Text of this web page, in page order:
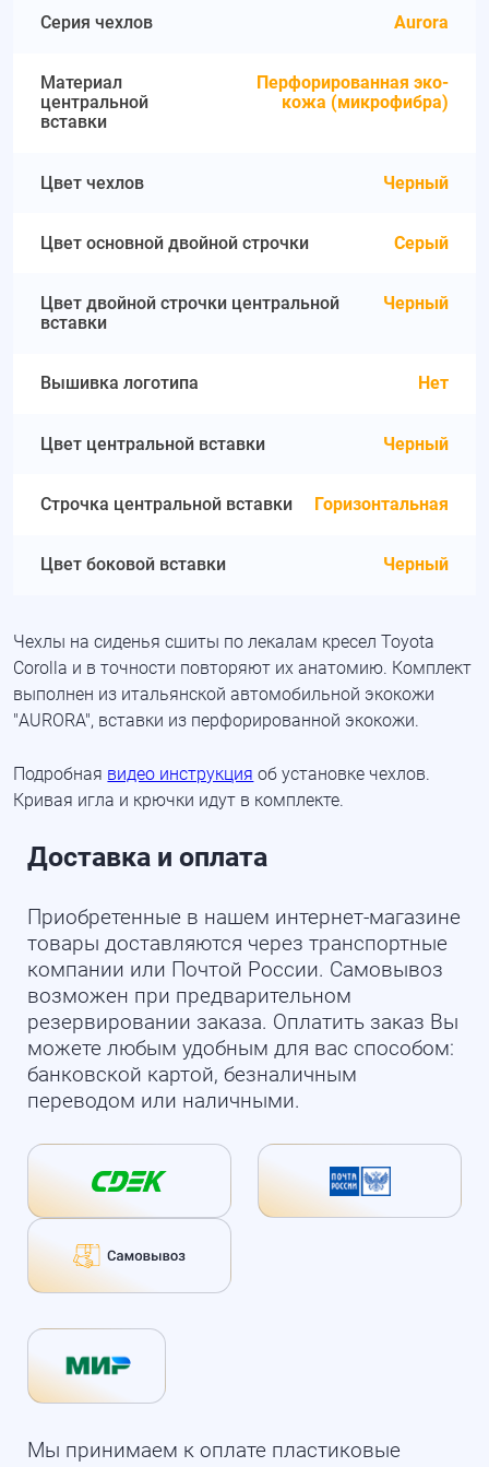
Серия чехлов Aurora
Материал
центральной
вставки
Перфорированная эко-
кожа (микрофибра)
Цвет чехлов Черный
Цвет основной двойной строчки Серый
Цвет двойной строчки центральной
вставки
Черный
Вышивка логотипа Нет
Цвет центральной вставки Черный
Строчка центральной вставки Горизонтальная
Цвет боковой вставки Черный
Чехлы на сиденья сшиты по лекалам кресел Toyota
Corolla и в точности повторяют их анатомию. Комплект
выполнен из итальянской автомобильной экокожи
"AURORA", вставки из перфорированной экокожи.
Подробная видео инструкция об установке чехлов.
Кривая игла и крючки идут в комплекте.
Доставка и оплата
Приобретенные в нашем интернет-магазине
товары доставляются через транспортные
компании или Почтой России. Самовывоз
возможен при предварительном
резервировании заказа. Оплатить заказ Вы
можете любым удобным для вас способом:
банковской картой, безналичным
переводом или наличными.
Мы принимаем к оплате пластиковые